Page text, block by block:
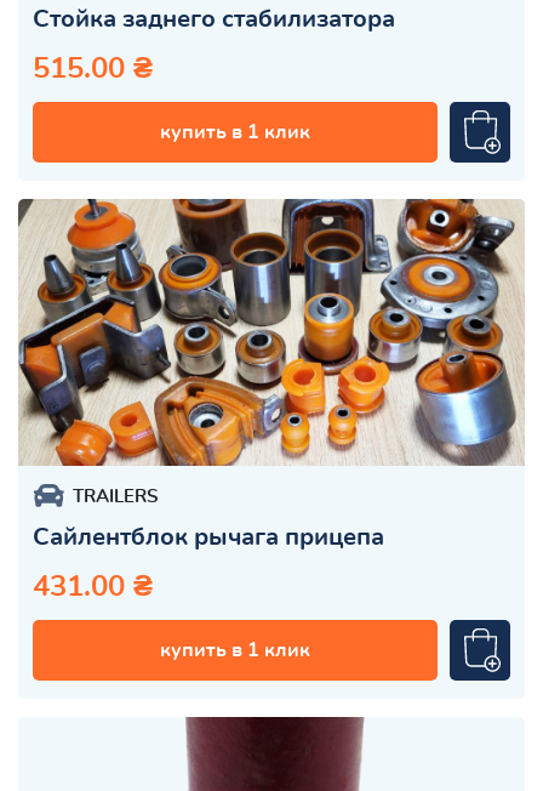
Стойка заднего стабилизатора
515.00 ₴
купить в 1 клик
TRAILERS
Сайлентблок рычага прицепа
431.00 ₴
купить в 1 клик